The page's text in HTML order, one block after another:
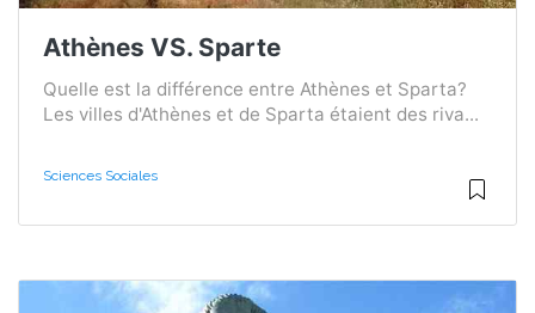
Athènes VS. Sparte
Quelle est la différence entre Athènes et Sparta?
Les villes d'Athènes et de Sparta étaient des riva...
Sciences Sociales